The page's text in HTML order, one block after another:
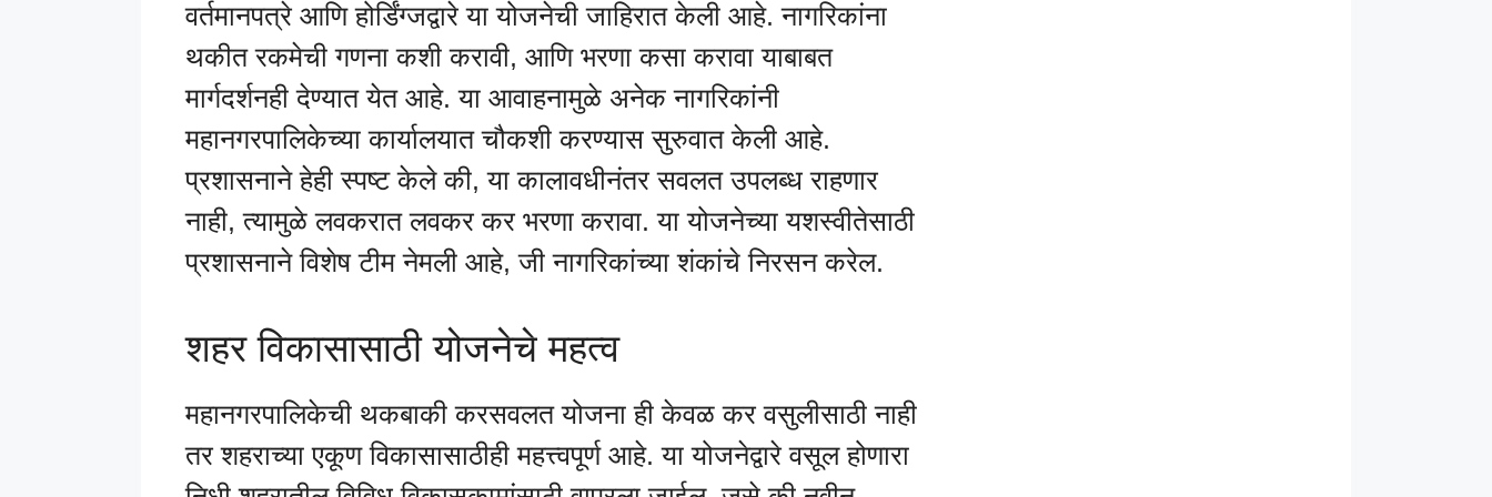
वर्तमानपत्रे आणि होर्डिंग्जद्वारे या योजनेची जाहिरात केली आहे. नागरिकांना
थकीत रकमेची गणना कशी करावी, आणि भरणा कसा करावा याबाबत
मार्गदर्शनही देण्यात येत आहे. या आवाहनामुळे अनेक नागरिकांनी
महानगरपालिकेच्या कार्यालयात चौकशी करण्यास सुरुवात केली आहे.
प्रशासनाने हेही स्पष्ट केले की, या कालावधीनंतर सवलत उपलब्ध राहणार
नाही, त्यामुळे लवकरात लवकर कर भरणा करावा. या योजनेच्या यशस्वीतेसाठी
प्रशासनाने विशेष टीम नेमली आहे, जी नागरिकांच्या शंकांचे निरसन करेल.
शहर विकासासाठी योजनेचे महत्व
महानगरपालिकेची थकबाकी करसवलत योजना ही केवळ कर वसुलीसाठी नाही
तर शहराच्या एकूण विकासासाठीही महत्त्वपूर्ण आहे. या योजनेद्वारे वसूल होणारा